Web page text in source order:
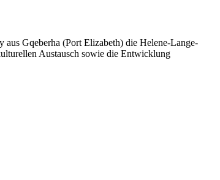
Gqeberha (Port Elizabeth) die Helene-Lange-
Austausch sowie die Entwicklung